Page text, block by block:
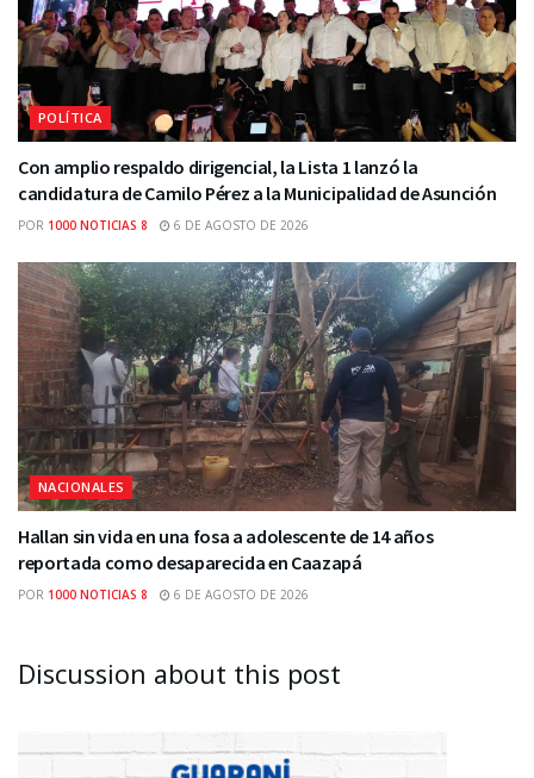
POLÍTICA
Con amplio respaldo dirigencial, la Lista 1 lanzó la
candidatura de Camilo Pérez a la Municipalidad de Asunción
POR 1000 NOTICIAS 8 6 DE AGOSTO DE 2026
NACIONALES
Hallan sin vida en una fosa a adolescente de 14 años
reportada como desaparecida en Caazapá
POR 1000 NOTICIAS 8 6 DE AGOSTO DE 2026
Discussion about this post